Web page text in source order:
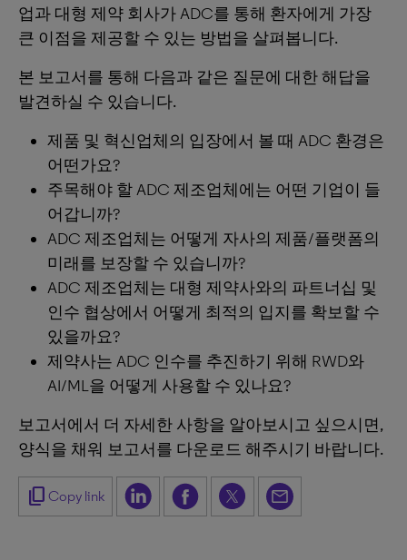
업과 대형 제약 회사가 ADC를 통해 환자에게 가장
큰 이점을 제공할 수 있는 방법을 살펴봅니다.
본 보고서를 통해 다음과 같은 질문에 대한 해답을
발견하실 수 있습니다.
제품 및 혁신업체의 입장에서 볼 때 ADC 환경은
어떤가요?
주목해야 할 ADC 제조업체에는 어떤 기업이 들
어갑니까?
ADC 제조업체는 어떻게 자사의 제품/플랫폼의
미래를 보장할 수 있습니까?
ADC 제조업체는 대형 제약사와의 파트너십 및
인수 협상에서 어떻게 최적의 입지를 확보할 수
있을까요?
제약사는 ADC 인수를 추진하기 위해 RWD와
AI/ML을 어떻게 사용할 수 있나요?
보고서에서 더 자세한 사항을 알아보시고 싶으시면,
양식을 채워 보고서를 다운로드 해주시기 바랍니다.
content_copy Copy link